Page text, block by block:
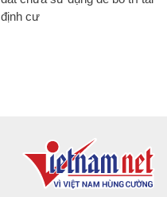
định cư